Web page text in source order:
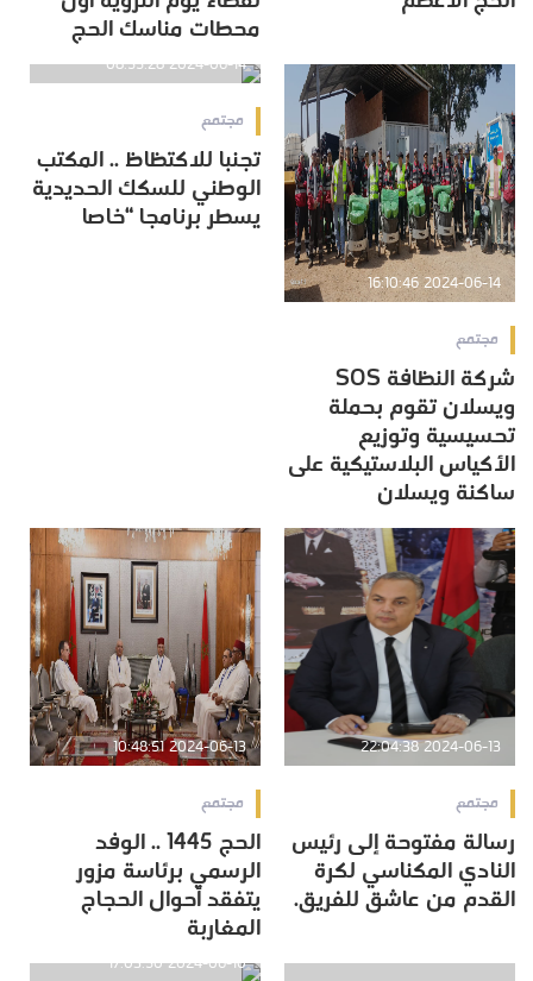
محطات مناسك الحج
2024-06-14 16:10:46
مجتمع
شركة النظافة SOS
ويسلان تقوم بحملة
تحسيسية وتوزيع
الأكياس البلاستيكية على
ساكنة ويسلان
2024-06-14 08:55:28
مجتمع
تجنبا للاكتظاظ .. المكتب
الوطني للسكك الحديدية
يسطر برنامجا “خاصا
2024-06-13 22:04:38
مجتمع
رسالة مفتوحة إلى رئيس
النادي المكناسي لكرة
القدم من عاشق للفريق.
2024-06-13 10:48:51
مجتمع
الحج 1445 .. الوفد
الرسمي برئاسة مزور
يتفقد أحوال الحجاج
المغاربة
2024-06-10 17:03:50